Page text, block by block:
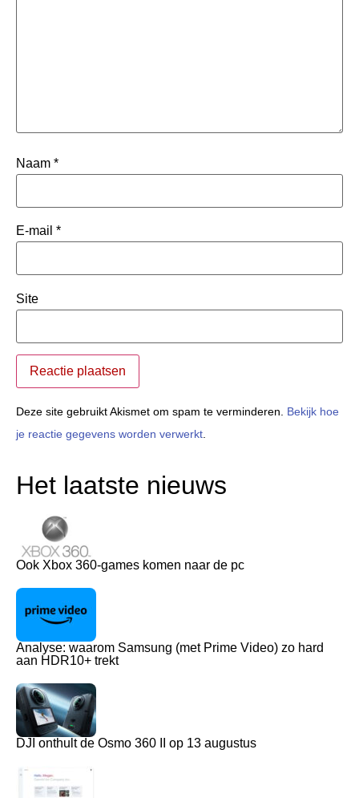
Naam *
E-mail *
Site
Deze site gebruikt Akismet om spam te verminderen. Bekijk hoe
je reactie gegevens worden verwerkt
Het laatste nieuws
Ook Xbox 360-games komen naar de pc
Analyse: waarom Samsung (met Prime Video) zo hard
aan HDR10+ trekt
DJI onthult de Osmo 360 II op 13 augustus